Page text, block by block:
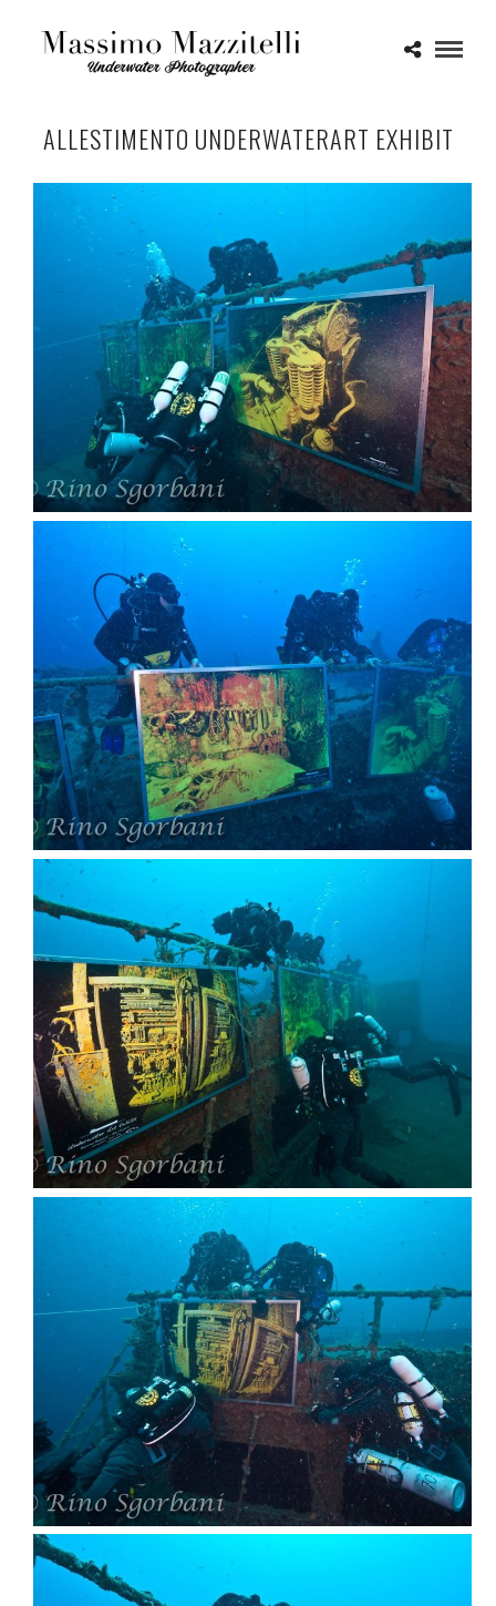
ALLESTIMENTO UNDERWATERART EXHIBIT